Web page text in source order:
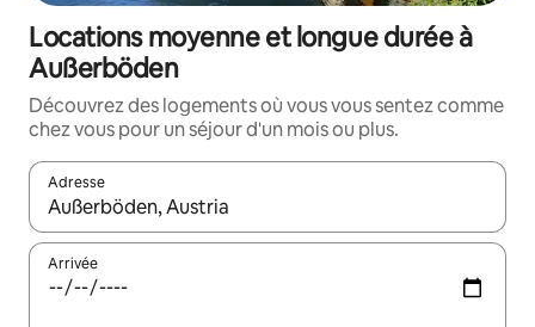
Locations moyenne et longue durée à
Außerböden
Découvrez des logements où vous vous sentez comme
chez vous pour un séjour d'un mois ou plus.
Adresse
Lorsque les résultats s'affichent, utilisez les flèches vers le
Arrivée